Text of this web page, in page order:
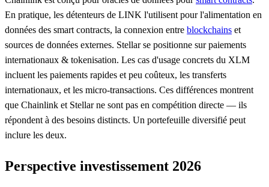
En pratique, les détenteurs de LINK l'utilisent pour l'alimentation en
données des smart contracts, la connexion entre blockchains et
sources de données externes. Stellar se positionne sur paiements
internationaux & tokenisation. Les cas d'usage concrets du XLM
incluent les paiements rapides et peu coûteux, les transferts
internationaux, et les micro-transactions. Ces différences montrent
que Chainlink et Stellar ne sont pas en compétition directe — ils
répondent à des besoins distincts. Un portefeuille diversifié peut
inclure les deux.
Perspective investissement 2026